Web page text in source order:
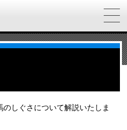
しぐさについて解説いたしま